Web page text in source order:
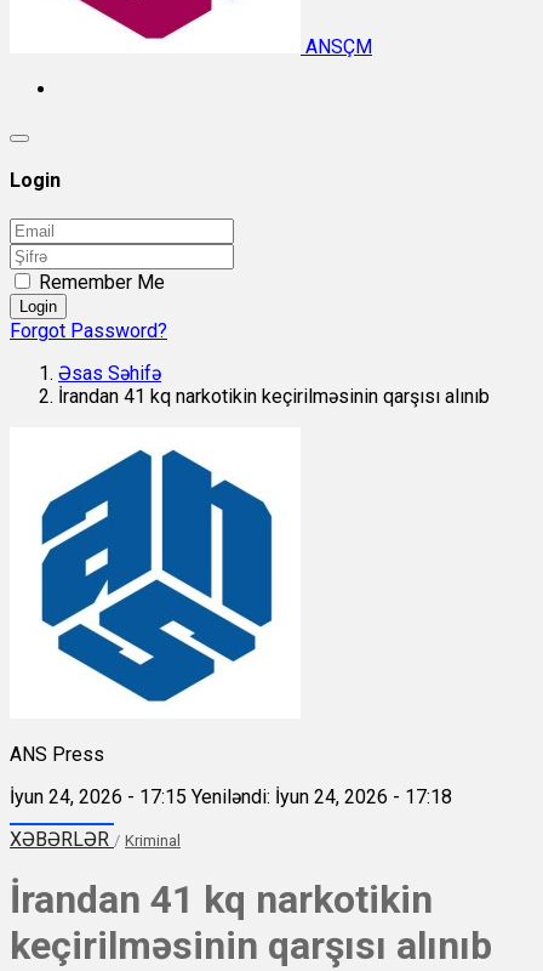
ANSÇM
Login
Remember Me
Login
Forgot Password?
Əsas Səhifə
İrandan 41 kq narkotikin keçirilməsinin qarşısı alınıb
ANS Press
İyun 24, 2026 - 17:15 Yeniləndi: İyun 24, 2026 - 17:18
XƏBƏRLƏR / Kriminal
İrandan 41 kq narkotikin
keçirilməsinin qarşısı alınıb